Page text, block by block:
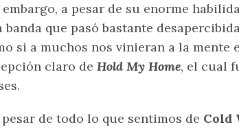
a pesar de su enorme
banda que pasó bastante
si a muchos nos vinieran a la mente
claro de Hold My Home, el cual
pesar de todo lo que sentimos de Cold